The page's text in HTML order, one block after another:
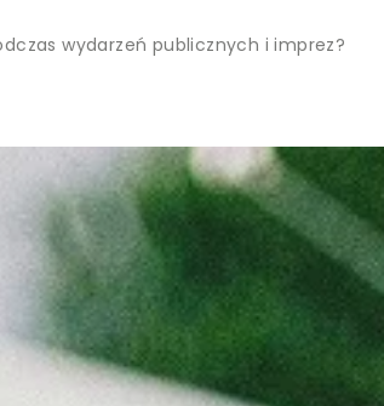
wydarzeń publicznych i imprez?
LIFE & STYLE